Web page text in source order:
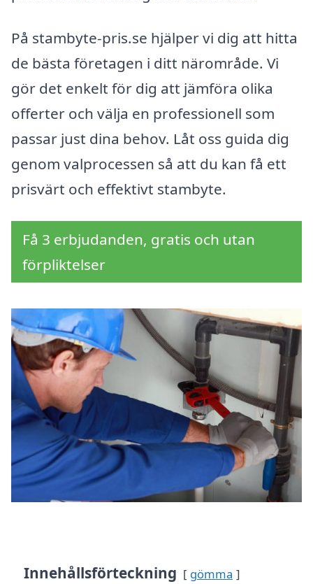
På stambyte-pris.se hjälper vi dig att hitta
de bästa företagen i ditt närområde. Vi
gör det enkelt för dig att jämföra olika
offerter och välja en professionell som
passar just dina behov. Låt oss guida dig
genom valprocessen så att du kan få ett
prisvärt och effektivt stambyte.
Få 3 erbjudanden, gratis och utan
förpliktelser
Innehållsförteckning gömma